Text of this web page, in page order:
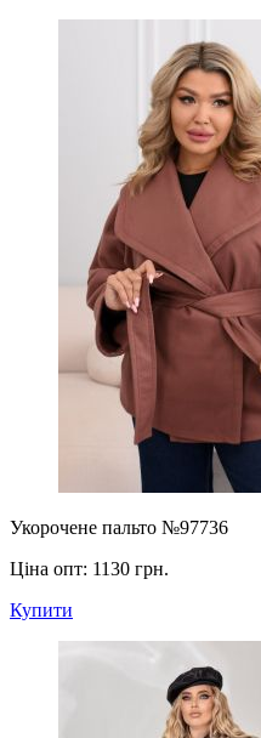
Укорочене пальто №97736
Ціна опт: 1130 грн.
Купити